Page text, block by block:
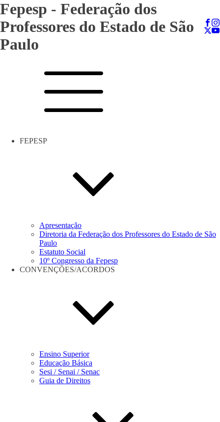
Fepesp - Federação dos
Professores do Estado de São
Paulo
FEPESP
Apresentação
Diretoria da Federação dos Professores do Estado de São
Paulo
Estatuto Social
10º Congresso da Fepesp
CONVENÇÕES/ACORDOS
Ensino Superior
Educação Básica
Sesi / Senai / Senac
Guia de Direitos